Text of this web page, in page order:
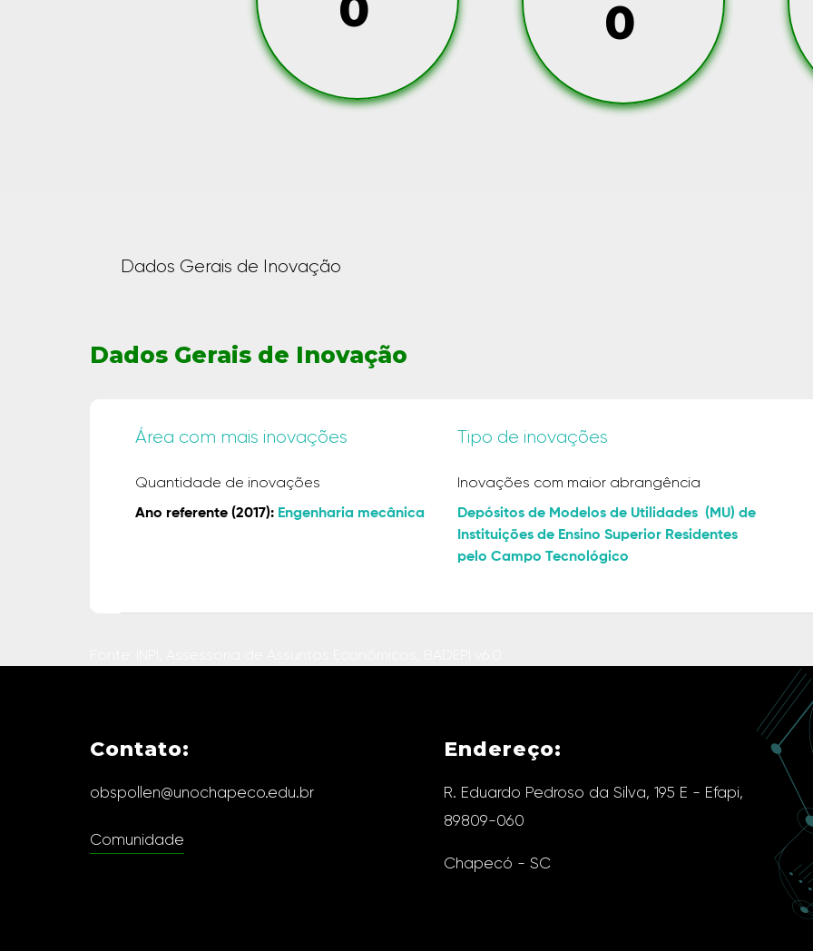
0
Dados Gerais de Inovação
Dados Gerais de Inovação
Área com mais inovações
Quantidade de inovações
Ano referente (2017): Engenharia mecânica
Tipo de inovações
Inovações com maior abrangência
Depósitos de Modelos de Utilidades (MU) de
Instituições de Ensino Superior Residentes
pelo Campo Tecnológico
Contato:
obspollen@unochapeco.edu.br
Comunidade
Endereço:
R. Eduardo Pedroso da Silva, 195 E - Efapi,
89809-060
Chapecó - SC